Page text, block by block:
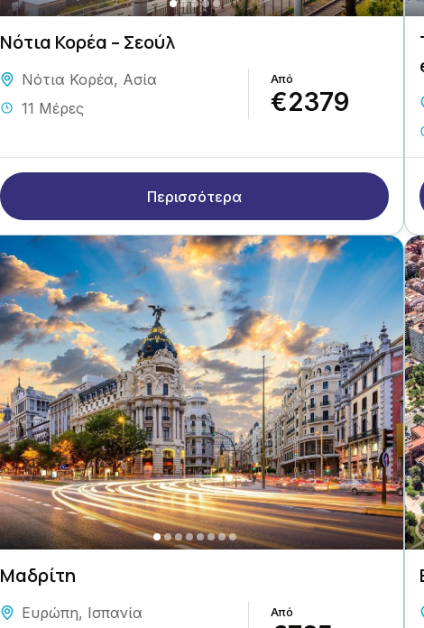
Νότια Κορέα – Σεούλ
Νότια Κορέα, Ασία
11 Μέρες
€2379
Περισσότερα
Μαδρίτη
Ευρώπη, Ισπανία